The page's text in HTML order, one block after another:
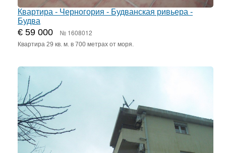
Квартира - Черногория - Будванская ривьера -
Будва
€ 59 000 № 1608012
Квартира 29 кв. м. в 700 метрах от моря.